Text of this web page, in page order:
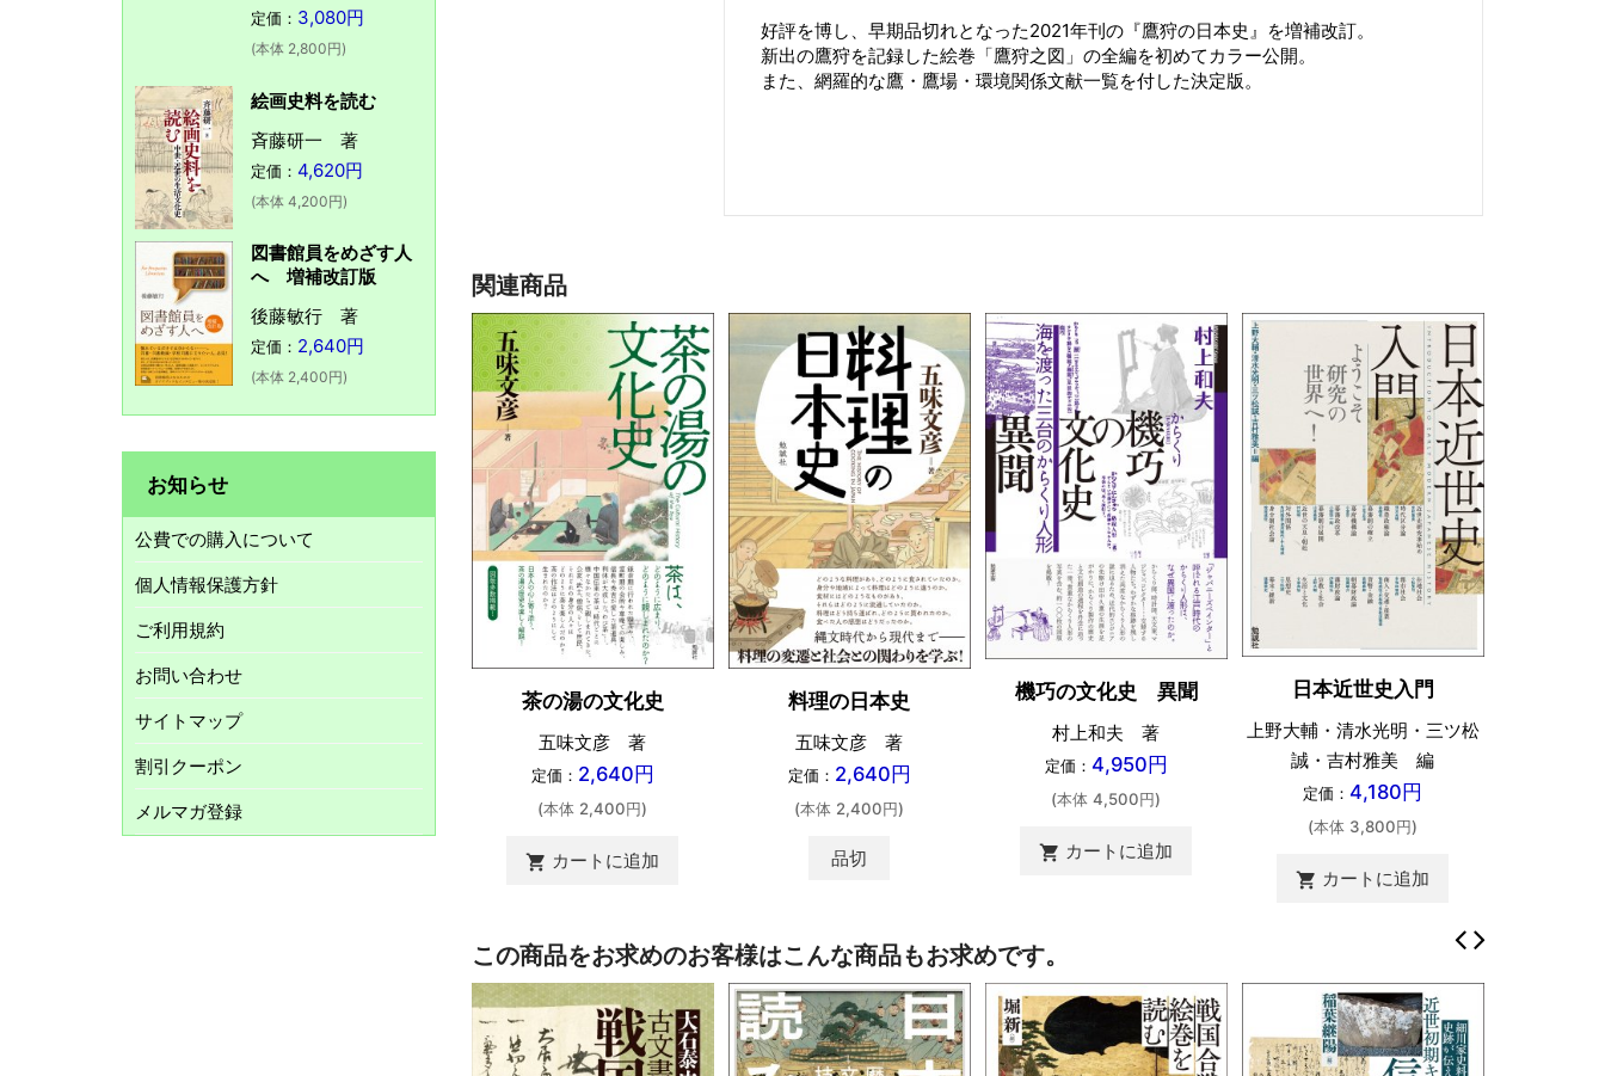
好評を博し、早期品切れとなった2021年刊の『鷹狩の日本史』を増補改訂。
新出の鷹狩を記録した絵巻「鷹狩之図」の全編を初めてカラー公開。
また、網羅的な鷹・鷹場・環境関係文献一覧を付した決定版。
関連商品
茶の湯の文化史
五味文彦 著
定価： 2,640円
(本体 2,400円)
shopping_cart カートに追加
料理の日本史
五味文彦 著
定価： 2,640円
(本体 2,400円)
品切
機巧の文化史 異聞
村上和夫 著
定価： 4,950円
(本体 4,500円)
shopping_cart カートに追加
日本近世史入門
上野大輔・清水光明・三ツ松
誠・吉村雅美 編
定価： 4,180円
(本体 3,800円)
shopping_cart カートに追加
この商品をお求めのお客様はこんな商品もお求めです。
定価： 3,080円
(本体 2,800円)
絵画史料を読む
斉藤研一 著
定価： 4,620円
(本体 4,200円)
図書館員をめざす人
へ 増補改訂版
後藤敏行 著
定価： 2,640円
(本体 2,400円)
お知らせ
公費での購入について
個人情報保護方針
ご利用規約
お問い合わせ
サイトマップ
割引クーポン
メルマガ登録